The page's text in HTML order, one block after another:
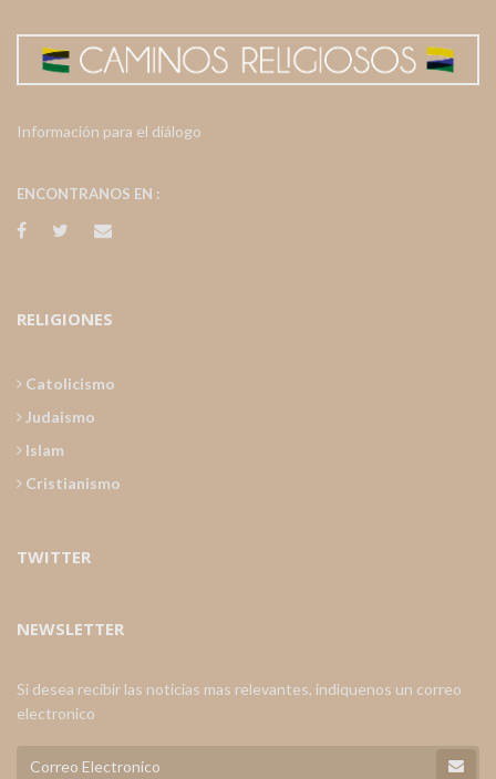
Información para el diálogo
ENCONTRANOS EN :
RELIGIONES
Catolicismo
Judaismo
Islam
Cristianismo
TWITTER
NEWSLETTER
Si desea recibir las noticias mas relevantes, indiquenos un correo
electronico